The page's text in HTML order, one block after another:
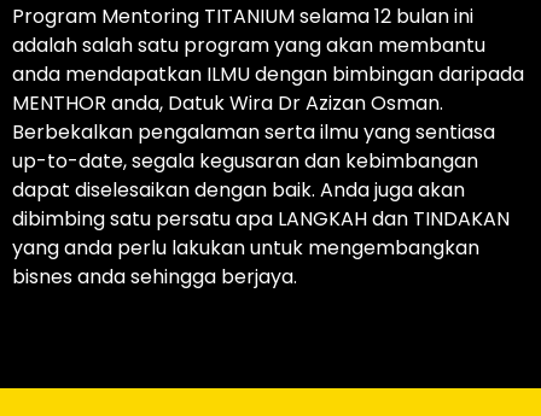
Program Mentoring TITANIUM selama 12 bulan ini
adalah salah satu program yang akan membantu
anda mendapatkan ILMU dengan bimbingan daripada
MENTHOR anda, Datuk Wira Dr Azizan Osman.
Berbekalkan pengalaman serta ilmu yang sentiasa
up-to-date, segala kegusaran dan kebimbangan
dapat diselesaikan dengan baik. Anda juga akan
dibimbing satu persatu apa LANGKAH dan TINDAKAN
yang anda perlu lakukan untuk mengembangkan
bisnes anda sehingga berjaya.